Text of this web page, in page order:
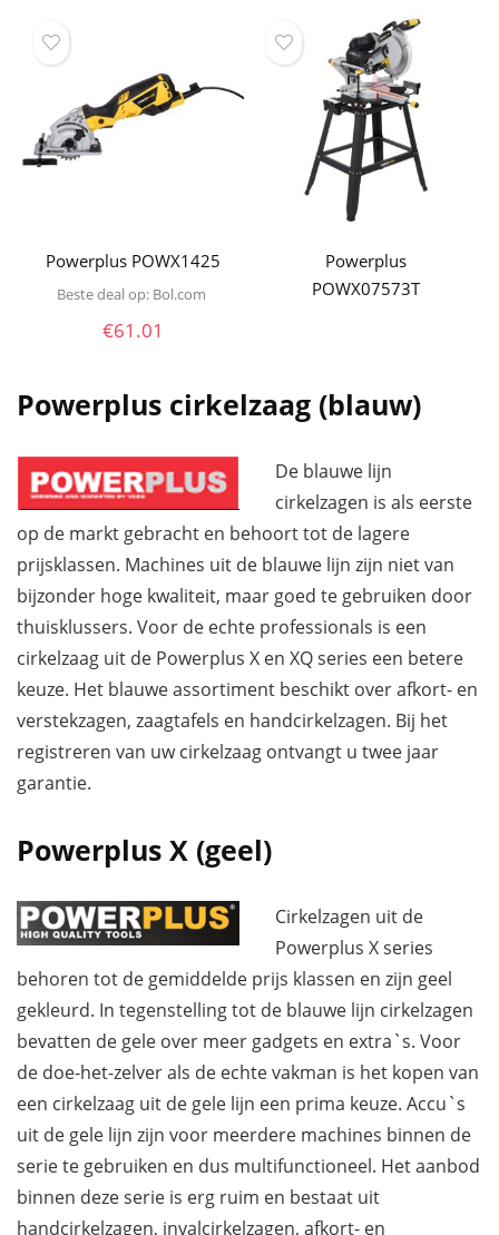
Powerplus POWX1425
Beste deal op: bol.com
€61.01
Powerplus
POWX07573T
Powerplus cirkelzaag (blauw)
De blauwe lijn
cirkelzagen is als eerste
op de markt gebracht en behoort tot de lagere
prijsklassen. Machines uit de blauwe lijn zijn niet van
bijzonder hoge kwaliteit, maar goed te gebruiken door
thuisklussers. Voor de echte professionals is een
cirkelzaag uit de Powerplus X en XQ series een betere
keuze. Het blauwe assortiment beschikt over afkort- en
verstekzagen, zaagtafels en handcirkelzagen. Bij het
registreren van uw cirkelzaag ontvangt u twee jaar
garantie.
Powerplus X (geel)
Cirkelzagen uit de
Powerplus X series
behoren tot de gemiddelde prijs klassen en zijn geel
gekleurd. In tegenstelling tot de blauwe lijn cirkelzagen
bevatten de gele over meer gadgets en extra`s. Voor
de doe-het-zelver als de echte vakman is het kopen van
een cirkelzaag uit de gele lijn een prima keuze. Accu`s
uit de gele lijn zijn voor meerdere machines binnen de
serie te gebruiken en dus multifunctioneel. Het aanbod
binnen deze serie is erg ruim en bestaat uit
handcirkelzagen, invalcirkelzagen, afkort- en